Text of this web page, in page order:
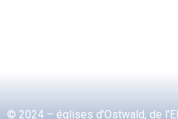
© 2024 – églises d’Ostwald, de